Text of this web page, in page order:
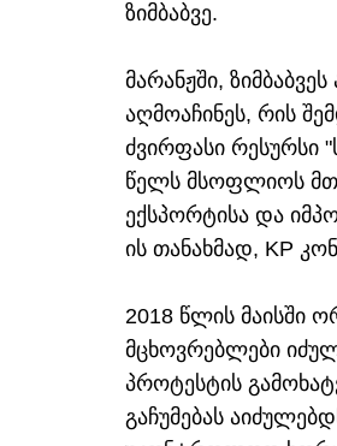
ზიმბაბვე.
მარანჟში,
აღმოაჩინეს, რის
ძვირფასი რესურსი
წელს მსოფლიოს
ექსპორტისა და
ის თანახმად, KP
2018 წლის მაისში
მცხოვრებლები
პროტესტის
გაჩუმებას